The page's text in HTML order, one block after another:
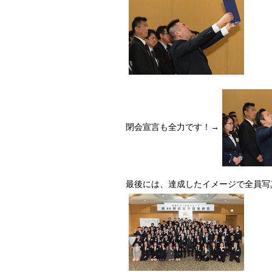
閉会宣言も全力です！→
最後には、達成したイメージで全員